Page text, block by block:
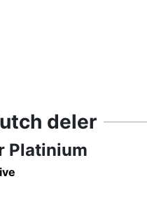
deler
Platinium